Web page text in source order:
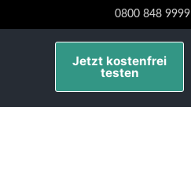
0800 848 9999
Jetzt kostenfrei
testen